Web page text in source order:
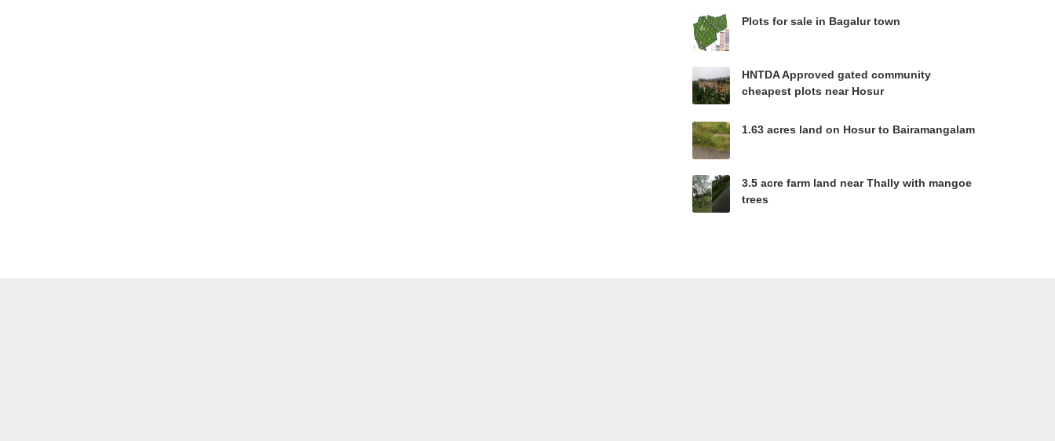
Plots for sale in Bagalur town
HNTDA Approved gated community
cheapest plots near Hosur
1.63 acres land on Hosur to Bairamangalam
3.5 acre farm land near Thally with mangoe
trees